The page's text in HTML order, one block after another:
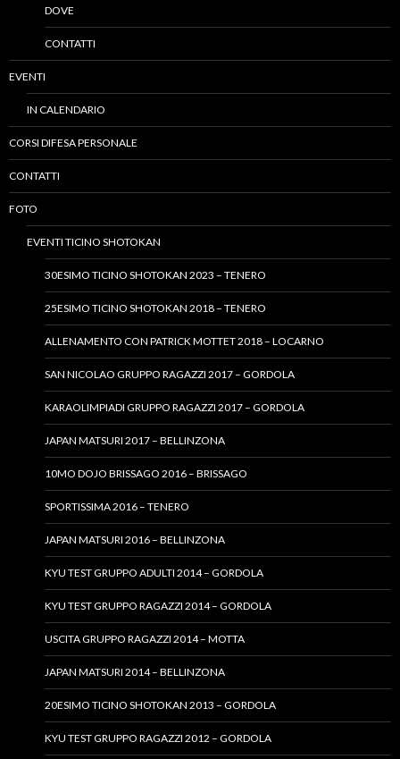
DOVE
CONTATTI
EVENTI
IN CALENDARIO
CORSI DIFESA PERSONALE
CONTATTI
FOTO
EVENTI TICINO SHOTOKAN
30ESIMO TICINO SHOTOKAN 2023 – TENERO
25ESIMO TICINO SHOTOKAN 2018 – TENERO
ALLENAMENTO CON PATRICK MOTTET 2018 – LOCARNO
SAN NICOLAO GRUPPO RAGAZZI 2017 – GORDOLA
KARAOLIMPIADI GRUPPO RAGAZZI 2017 – GORDOLA
JAPAN MATSURI 2017 – BELLINZONA
10MO DOJO BRISSAGO 2016 – BRISSAGO
SPORTISSIMA 2016 – TENERO
JAPAN MATSURI 2016 – BELLINZONA
KYU TEST GRUPPO ADULTI 2014 – GORDOLA
KYU TEST GRUPPO RAGAZZI 2014 – GORDOLA
USCITA GRUPPO RAGAZZI 2014 – MOTTA
JAPAN MATSURI 2014 – BELLINZONA
20ESIMO TICINO SHOTOKAN 2013 – GORDOLA
KYU TEST GRUPPO RAGAZZI 2012 – GORDOLA